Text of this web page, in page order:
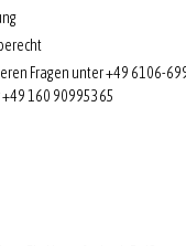
Fragen unter +49 6106-
160 90995365